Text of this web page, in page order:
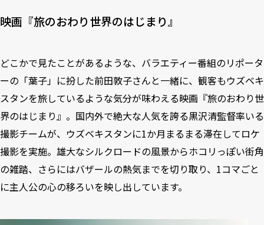
映画『旅のおわり世界のはじまり』
どこかで見たことがあるような、バラエティー番組のリポータ
ーの「葉子」に扮した前田敦子さんと一緒に、観客もウズベキ
スタンを旅しているような気分が味わえる映画『旅のおわり世
界のはじまり』。国内外で絶大な人気を誇る黒沢清監督率いる
撮影チームが、ウズベキスタンに1か月まるまる滞在してロケ
撮影を実施。雄大なシルクロードの風景からホコリっぽい街角
の雑踏、さらにはバザールの熱気までを切り取り、1コマごと
に主人公の心の移ろいを映し出しています。